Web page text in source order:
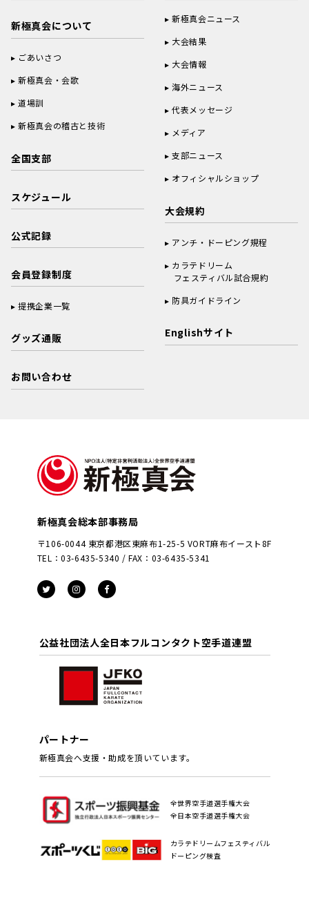
新極真会について
ごあいさつ
新極真会・会歌
道場訓
新極真会の稽古と技術
全国支部
スケジュール
公式記録
会員登録制度
提携企業一覧
グッズ通販
お問い合わせ
新極真会ニュース
大会結果
大会情報
海外ニュース
代表メッセージ
メディア
支部ニュース
オフィシャルショップ
大会規約
アンチ・ドーピング規程
カラテドリーム
フェスティバル試合規約
防具ガイドライン
Englishサイト
新極真会総本部事務局
〒106-0044 東京都港区東麻布1-25-5 VORT麻布イースト8F
TEL：03-6435-5340 / FAX：03-6435-5341
公益社団法人全日本フルコンタクト空手道連盟
パートナー
新極真会へ支援・助成を頂いています。
全世界空手道選手権大会
全日本空手道選手権大会
カラテドリームフェスティバル
ドーピング検査